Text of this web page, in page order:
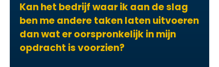
Kan het bedrijf waar ik aan de slag
ben me andere taken laten uitvoeren
dan wat er oorspronkelijk in mijn
opdracht is voorzien?